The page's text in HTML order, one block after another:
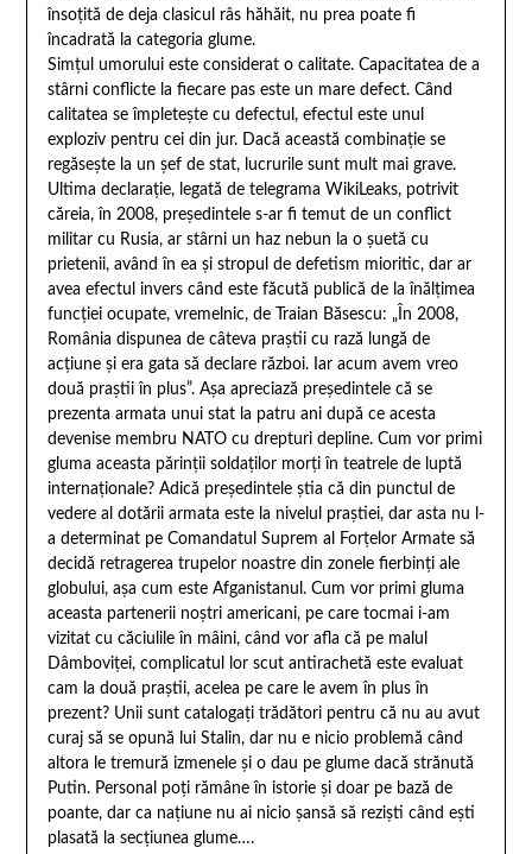
însoţită de deja clasicul râs hăhăit, nu prea poate fi
încadrată la categoria glume.
Simţul umorului este considerat o calitate. Capacitatea de a
stârni conflicte la fiecare pas este un mare defect. Când
calitatea se împleteşte cu defectul, efectul este unul
exploziv pentru cei din jur. Dacă această combinaţie se
regăseşte la un şef de stat, lucrurile sunt mult mai grave.
Ultima declaraţie, legată de telegrama WikiLeaks, potrivit
căreia, în 2008, preşedintele s-ar fi temut de un conflict
militar cu Rusia, ar stârni un haz nebun la o şuetă cu
prietenii, având în ea şi stropul de defetism mioritic, dar ar
avea efectul invers când este făcută publică de la înălţimea
funcţiei ocupate, vremelnic, de Traian Băsescu: „În 2008,
România dispunea de câteva praştii cu rază lungă de
acţiune şi era gata să declare război. Iar acum avem vreo
două praştii în plus”. Aşa apreciază preşedintele că se
prezenta armata unui stat la patru ani după ce acesta
devenise membru NATO cu drepturi depline. Cum vor primi
gluma aceasta părinţii soldaţilor morţi în teatrele de luptă
internaţionale? Adică preşedintele ştia că din punctul de
vedere al dotării armata este la nivelul praştiei, dar asta nu l-
a determinat pe Comandatul Suprem al Forţelor Armate să
decidă retragerea trupelor noastre din zonele fierbinţi ale
globului, aşa cum este Afganistanul. Cum vor primi gluma
aceasta partenerii noştri americani, pe care tocmai i-am
vizitat cu căciulile în mâini, când vor afla că pe malul
Dâmboviţei, complicatul lor scut antirachetă este evaluat
cam la două praştii, acelea pe care le avem în plus în
prezent? Unii sunt catalogaţi trădători pentru că nu au avut
curaj să se opună lui Stalin, dar nu e nicio problemă când
altora le tremură izmenele şi o dau pe glume dacă strănută
Putin. Personal poţi rămâne în istorie şi doar pe bază de
poante, dar ca naţiune nu ai nicio şansă să rezişti când eşti
plasată la secţiunea glume….